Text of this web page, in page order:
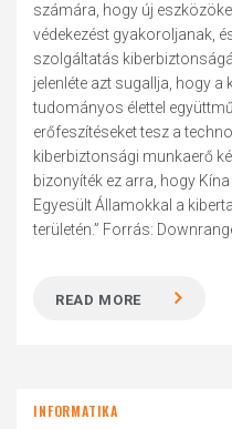
számára, hogy új
védekezést gyakoroljanak,
szolgáltatás
jelenléte azt sugallja, hogy
tudományos élettel
erőfeszítéseket tesz a
kiberbiztonsági munkaerő
bizonyíték ez arra, hogy
Egyesült Államokkal a
területén.” Forrás:
READ MORE
INFORMATIKA